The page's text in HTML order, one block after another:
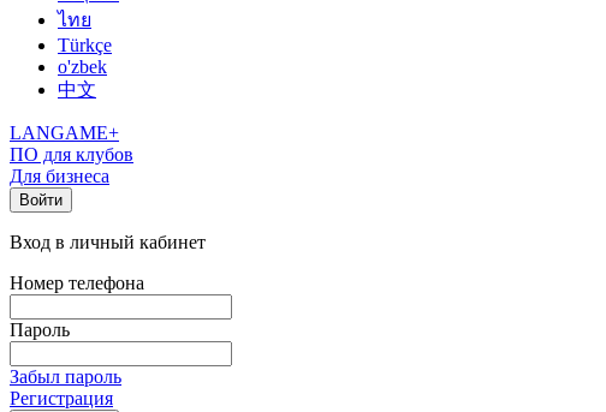
ไทย
Türkçe
o'zbek
中文
LANGAME+
ПО для клубов
Для бизнеса
Войти
Вход в личный кабинет
Номер телефона
Пароль
Забыл пароль
Регистрация